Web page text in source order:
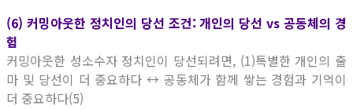
(6) 커밍아웃한 정치인의 당선 조건: 개인의 당선 vs 공동체의 경
험
커밍아웃한 성소수자 정치인이 당선되려면, (1)특별한 개인의 출
마 및 당선이 더 중요하다 ↔ 공동체가 함께 쌓는 경험과 기억이
더 중요하다(5)